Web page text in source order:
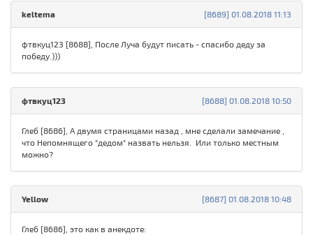
[8689] 01.08.2018 11:13
keltema
фтвкуц123 [8688], После Луча будут писать - спасибо деду за
победу.)))
[8688] 01.08.2018 10:50
фтвкуц123
Глеб [8686], А двумя страницами назад , мне сделали замечание ,
что Непомнящего "дедом" назвать нельзя. Или только местным
можно?
[8687] 01.08.2018 10:48
Yellow
Глеб [8686], это как в анекдоте: